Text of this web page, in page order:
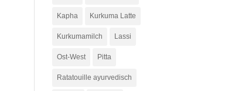
Kapha Kurkuma Latte
Kurkumamilch Lassi
Ost-West Pitta
Ratatouille ayurvedisch